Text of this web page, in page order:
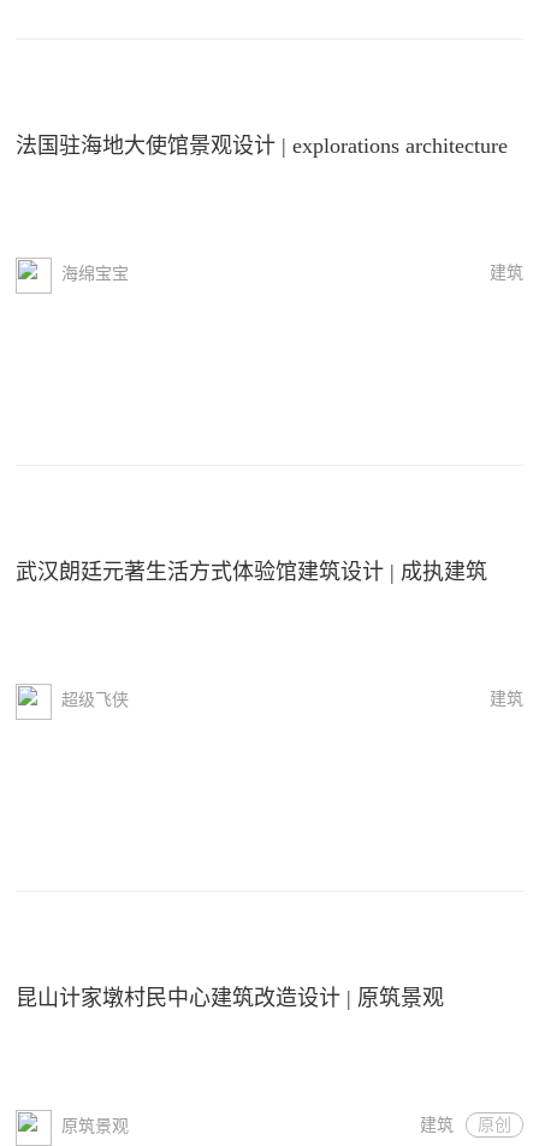
法国驻海地大使馆景观设计 | explorations architecture
海绵宝宝 建筑
武汉朗廷元著生活方式体验馆建筑设计 | 成执建筑
超级飞侠 建筑
昆山计家墩村民中心建筑改造设计 | 原筑景观
原筑景观 建筑 原创